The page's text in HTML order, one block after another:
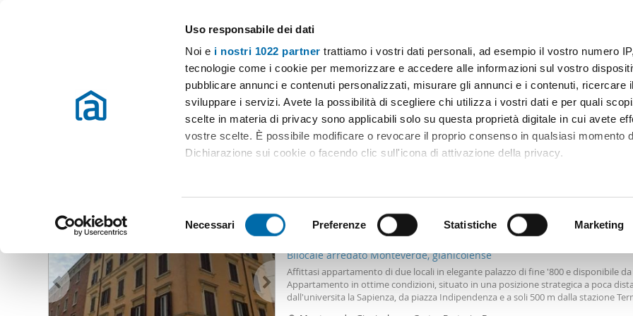
Uso responsabile dei dati
Noi e i nostri 1022 partner trattiamo i vostri dati personali, ad esempio il vostro numero
tecnologie come i cookie per memorizzare e accedere alle informazioni sul vostro
pubblicare annunci e contenuti personalizzati, misurare gli annunci e i contenuti, ricercare
sviluppare i servizi. Avete la possibilità di scegliere chi utilizza i vostri dati e per quali
scelte in materia di privacy sono applicabili solo su questa proprietà digitale in cui avete
vostre scelte. È possibile modificare o revocare il proprio consenso in qualsiasi momento
Dichiarazione sui cookie o facendo clic sull'icona di attivazione della privacy.
Identificare il tuo dispositivo, scansionandolo attivamente alla ricerca di caratteristiche
(impronte digitali).
Approfondisci come vengono elaborati i tuoi dati personali e imposta le tue preferenze nella
dettagli
. Puoi modificare o ritirare il tuo consenso in qualsiasi momento dalla
Utilizziamo i cookie per personalizzare contenuti ed annunci, per fornire funzionalità dei
e
Necessari Preferenze Statistiche Marketing
Case e appartamenti in affitto in tutta Italia
Prezzo Superficie Locali Più filtri - 1
Affitto Roma Appartamenti Affitto Roma Affitto ximenes roma Roma
(0 immobili) Ordine Mioaffitto
2 2 Loc 1 Bagno
Bilocale arredato Monteverde, gianicolense
Affittasi appartamento di due locali in elegante palazzo di fine '800 e disponibile
Appartamento in ottime condizioni, situato in una posizione strategica a poca
dall'universita la Sapienza, da piazza Indipendenza e a soli 500 m dalla stazione